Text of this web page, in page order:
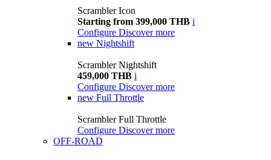
Scrambler Icon
Starting from 399,000 THB i
Configure Discover more
new Nightshift
Scrambler Nightshift
459,000 THB i
Configure Discover more
new Full Throttle
Scrambler Full Throttle
Configure Discover more
OFF-ROAD